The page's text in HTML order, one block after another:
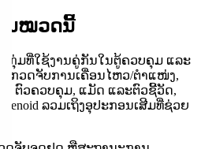
ນໝວດນີ້
ກຸ່ມທີ່ໃຊ້ງານຄູ່ກັນໃນຕູ້ຄວບຄຸມ ແລະ
ດກວດຈັບການເຄື່ອນໄຫວ/ຕຳແໜ່ງ,
, ຕົວຄວບຄຸມ, ແມັດ ແລະຕົວຊີ້ວັດ,
solenoid ລວມເຖິງອຸປະກອນເສີມທີ່ຊ່ວຍ